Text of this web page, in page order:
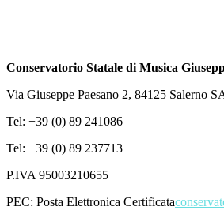
Conservatorio Statale di Musica
Via Giuseppe Paesano 2, 84125 Salerno
Tel: +39 (0) 89 241086
Tel: +39 (0) 89 237713
P.IVA 95003210655
PEC: Posta Elettronica Certificata